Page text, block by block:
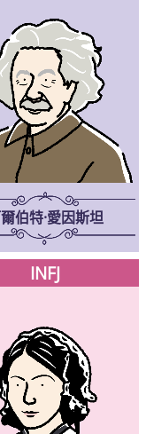
伯特·愛因斯坦
INFJ